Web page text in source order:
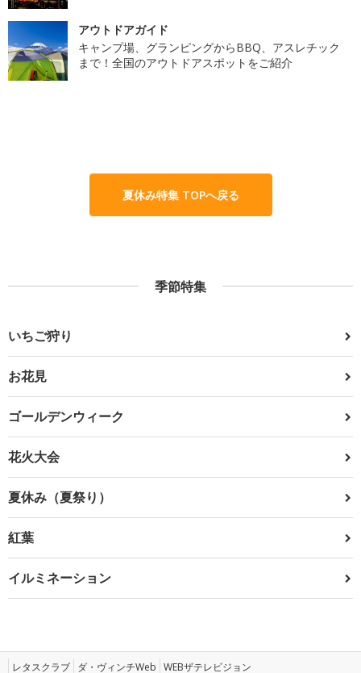
アウトドアガイド
キャンプ場、グランピングからBBQ、アスレチック
まで！全国のアウトドアスポットをご紹介
夏休み特集 TOPへ戻る
季節特集
いちご狩り
お花見
ゴールデンウィーク
花火大会
夏休み（夏祭り）
紅葉
イルミネーション
レタスクラブ ダ・ヴィンチWeb WEBザテレビジョン